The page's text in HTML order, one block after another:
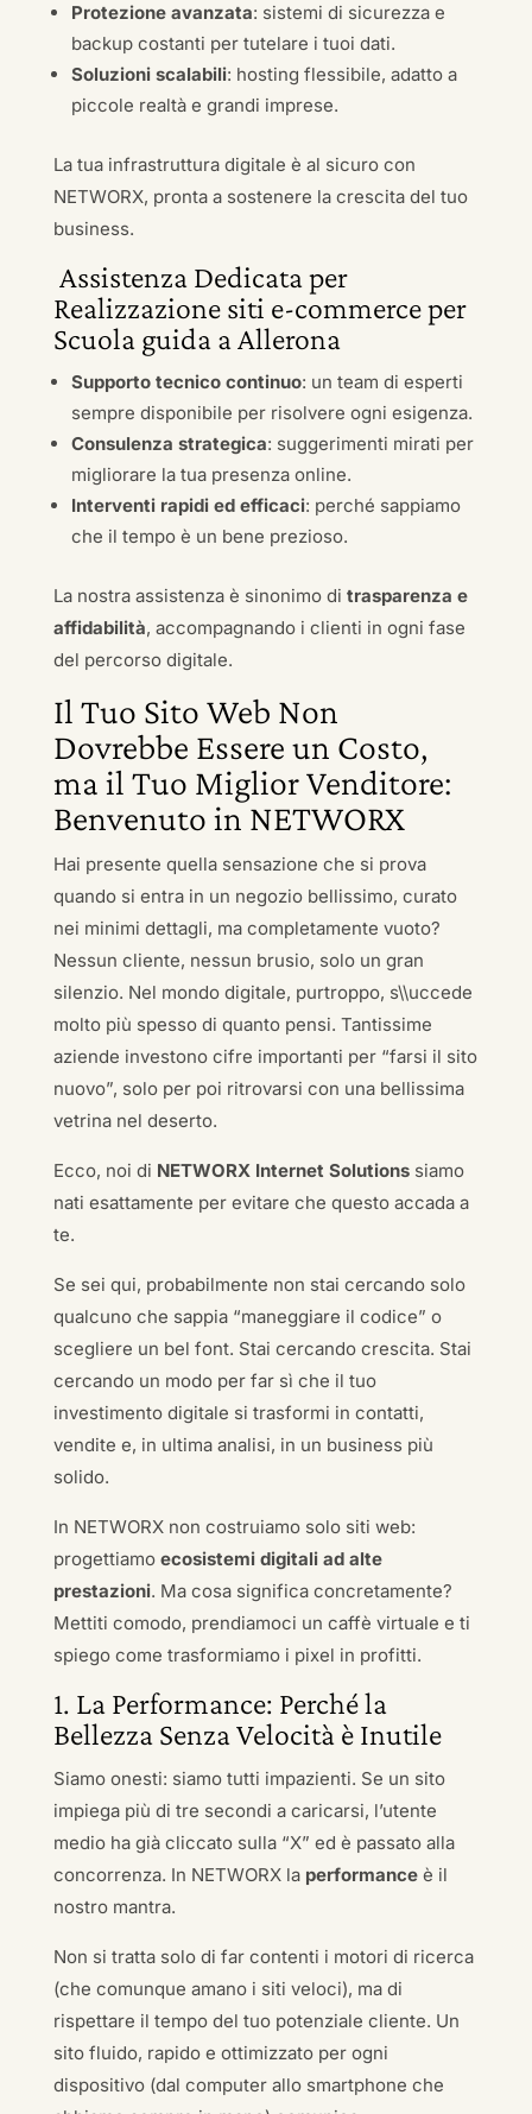
Protezione avanzata: sistemi di sicurezza e
backup costanti per tutelare i tuoi dati.
Soluzioni scalabili: hosting flessibile, adatto a
piccole realtà e grandi imprese.
La tua infrastruttura digitale è al sicuro con
NETWORX, pronta a sostenere la crescita del tuo
business.
Assistenza Dedicata per
Realizzazione siti e-commerce per
Scuola guida a Allerona
Supporto tecnico continuo: un team di esperti
sempre disponibile per risolvere ogni esigenza.
Consulenza strategica: suggerimenti mirati per
migliorare la tua presenza online.
Interventi rapidi ed efficaci: perché sappiamo
che il tempo è un bene prezioso.
La nostra assistenza è sinonimo di trasparenza e
affidabilità, accompagnando i clienti in ogni fase
del percorso digitale.
Il Tuo Sito Web Non
Dovrebbe Essere un Costo,
ma il Tuo Miglior Venditore:
Benvenuto in NETWORX
Hai presente quella sensazione che si prova
quando si entra in un negozio bellissimo, curato
nei minimi dettagli, ma completamente vuoto?
Nessun cliente, nessun brusio, solo un gran
silenzio. Nel mondo digitale, purtroppo, s\\uccede
molto più spesso di quanto pensi. Tantissime
aziende investono cifre importanti per “farsi il sito
nuovo”, solo per poi ritrovarsi con una bellissima
vetrina nel deserto.
Ecco, noi di NETWORX Internet Solutionssiamo
nati esattamente per evitare che questo accada a
te.
Se sei qui, probabilmente non stai cercando solo
qualcuno che sappia “maneggiare il codice” o
scegliere un bel font. Stai cercando crescita. Stai
cercando un modo per far sì che il tuo
investimento digitale si trasformi in contatti,
vendite e, in ultima analisi, in un business più
solido.
In NETWORX non costruiamo solo siti web:
progettiamo ecosistemi digitali ad alte
prestazioni. Ma cosa significa concretamente?
Mettiti comodo, prendiamoci un caffè virtuale e ti
spiego come trasformiamo i pixel in profitti.
1. La Performance: Perché la
Bellezza Senza Velocità è Inutile
Siamo onesti: siamo tutti impazienti. Se un sito
impiega più di tre secondi a caricarsi, l’utente
medio ha già cliccato sulla “X” ed è passato alla
concorrenza. In NETWORX la performanceè il
nostro mantra.
Non si tratta solo di far contenti i motori di ricerca
(che comunque amano i siti veloci), ma di
rispettare il tempo del tuo potenziale cliente. Un
sito fluido, rapido e ottimizzato per ogni
dispositivo (dal computer allo smartphone che